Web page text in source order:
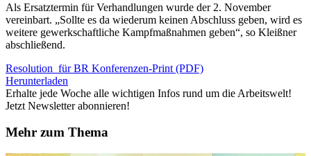
Als Ersatztermin für Verhandlungen wurde der 2. November
vereinbart. „Sollte es da wiederum keinen Abschluss geben, wird es
weitere gewerkschaftliche Kampfmaßnahmen geben“, so Kleißner
abschließend.
Resolution_für BR Konferenzen-Print (PDF)
Herunterladen
Erhalte jede Woche alle wichtigen Infos rund um die Arbeitswelt!
Jetzt Newsletter abonnieren!
Mehr zum Thema